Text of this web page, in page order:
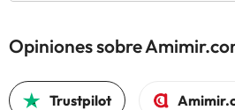
Opiniones sobre
Trustpilot